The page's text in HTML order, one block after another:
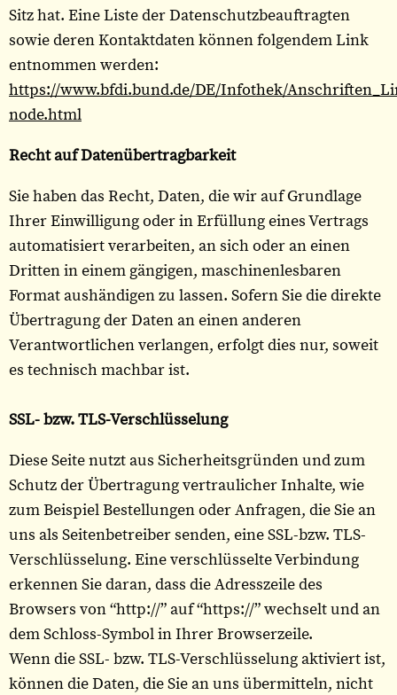
Sitz hat. Eine Liste der Datenschutzbeauftragten
sowie deren Kontaktdaten können folgendem Link
entnommen werden:
https://www.bfdi.bund.de/DE/Infothek/
node.html
Recht auf Datenübertragbarkeit
Sie haben das Recht, Daten, die wir auf Grundlage
Ihrer Einwilligung oder in Erfüllung eines Vertrags
automatisiert verarbeiten, an sich oder an einen
Dritten in einem gängigen, maschinenlesbaren
Format aushändigen zu lassen. Sofern Sie die direkte
Übertragung der Daten an einen anderen
Verantwortlichen verlangen, erfolgt dies nur, soweit
es technisch machbar ist.
SSL- bzw. TLS-Verschlüsselung
Diese Seite nutzt aus Sicherheitsgründen und zum
Schutz der Übertragung vertraulicher Inhalte, wie
zum Beispiel Bestellungen oder Anfragen, die Sie an
uns als Seitenbetreiber senden, eine SSL-bzw. TLS-
Verschlüsselung. Eine verschlüsselte Verbindung
erkennen Sie daran, dass die Adresszeile des
Browsers von “http://” auf “https://” wechselt und an
dem Schloss-Symbol in Ihrer Browserzeile.
Wenn die SSL- bzw. TLS-Verschlüsselung aktiviert ist,
können die Daten, die Sie an uns übermitteln, nicht